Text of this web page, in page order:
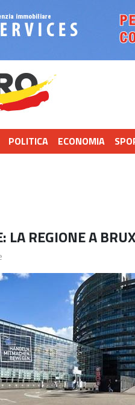
POLITICA ECONOMIA
LA REGIONE A